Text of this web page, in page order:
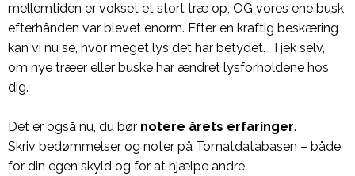
mellemtiden er vokset et stort træ op, OG vores ene busk
efterhånden var blevet enorm. Efter en kraftig beskæring
kan vi nu se, hvor meget lys det har betydet. Tjek selv,
om nye træer eller buske har ændret lysforholdene hos
dig.
Det er også nu, du bør notere årets erfaringer.
Skriv bedømmelser og noter på Tomatdatabasen – både
for din egen skyld og for at hjælpe andre.